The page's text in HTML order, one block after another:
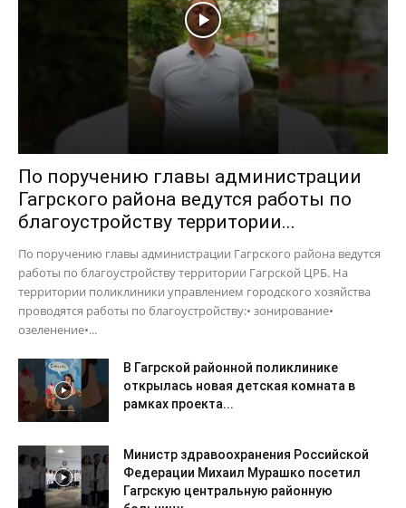
По поручению главы администрации
Гагрского района ведутся работы по
благоустройству территории...
По поручению главы администрации Гагрского района ведутся
работы по благоустройству территории Гагрской ЦРБ. На
территории поликлиники управлением городского хозяйства
проводятся работы по благоустройству:• зонирование•
озеленение•...
В Гагрской районной поликлинике
открылась новая детская комната в
рамках проекта...
Министр здравоохранения Российской
Федерации Михаил Мурашко посетил
Гагрскую центральную районную